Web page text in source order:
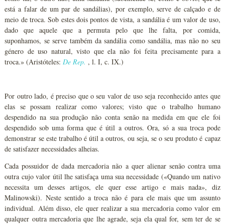
está a falar de um par de sandálias), por exemplo, serve de calçado e de
meio de troca. Sob estes dois pontos de vista, a sandália é um valor de uso,
dado que aquele que a permuta pelo que lhe falta, por comida,
suponhamos, se serve também da sandália como sandália, mas não no seu
género de uso natural, visto que ela não foi feita precisamente para a
troca.» (Aristóteles:De Rep. , l. I, c. IX.)
Por outro lado, é preciso que o seu valor de uso seja reconhecido antes que
elas se possam realizar como valores; visto que o trabalho humano
despendido na sua produção não conta senão na medida em que ele foi
despendido sob uma forma que é útil a outros. Ora, só a sua troca pode
demonstrar se este trabalho é útil a outros, ou seja, se o seu produto é capaz
de satisfazer necessidades alheias.
Cada possuidor de dada mercadoria não a quer alienar senão contra uma
outra cujo valor útil lhe satisfaça uma sua necessidade («Quando um nativo
necessita um desses artigos, ele quer esse artigo e mais nada», diz
Malinowski). Neste sentido a troca não é para ele mais que um assunto
individual. Além disso, ele quer realizar a sua mercadoria como valor em
qualquer outra mercadoria que lhe agrade, seja ela qual for, sem ter de se